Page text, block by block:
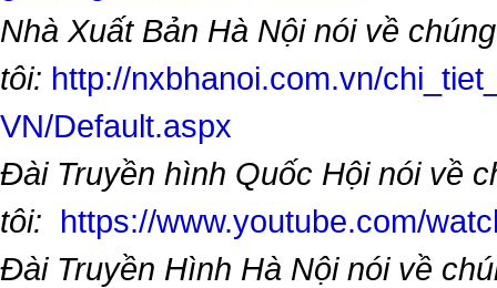
Nhà Xuất Bản Hà Nội nói về chúng
tôi: http://nxbhanoi.com.vn/
VN/Default.aspx
Đài Truyền hình Quốc Hội nói về
tôi: https://www.youtube.com/
Đài Truyền Hình Hà Nội nói về